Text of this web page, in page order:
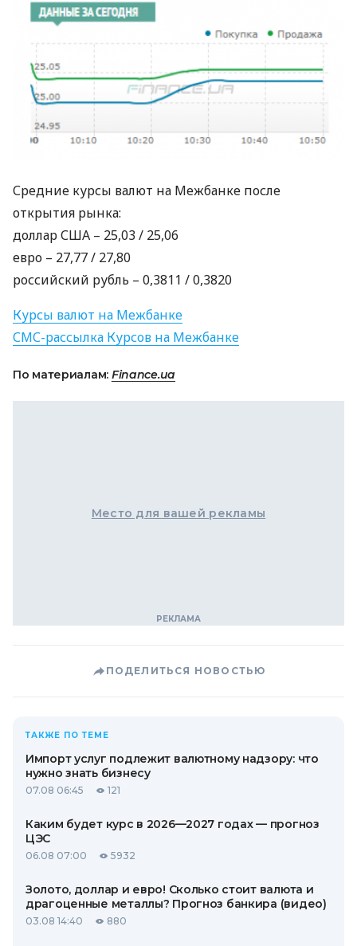
Средние курсы валют на Межбанке после
открытия рынка:
долларСША – 25,03 / 25,06
евро – 27,77 / 27,80
российский рубль – 0,3811 / 0,3820
Курсы валют на Межбанке
СМС-рассылка Курсов на Межбанке
По материалам: Finance.ua
Место для вашей рекламы
ПОДЕЛИТЬСЯ НОВОСТЬЮ
ТАКЖЕ ПО ТЕМЕ
Импорт услуг подлежит валютному надзору: что
нужно знать бизнесу
07.08 06:45 121
Каким будет курс в 2026—2027 годах — прогноз
ЦЭС
06.08 07:00 5932
Золото, доллар и евро! Сколько стоит валюта и
драгоценные металлы? Прогноз банкира (видео)
03.08 14:40 880